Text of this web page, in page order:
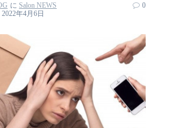
に Salon NEWS
年4月6日
0